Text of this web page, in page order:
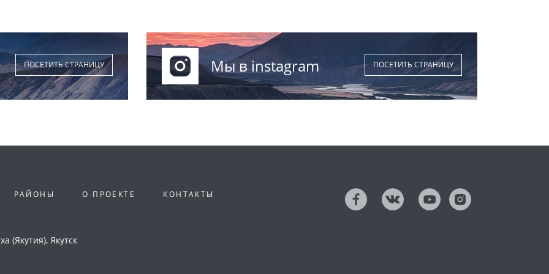
ПОСЕТИТЬ СТРАНИЦУ Мы в instagram ПОСЕТИТЬ СТРАНИЦУ
РАЙОНЫ О ПРОЕКТЕ КОНТАКТЫ
(Якутия), Якутск